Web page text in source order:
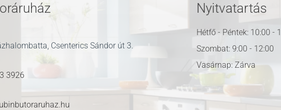
Csenterics Sándor út 3.
3926
Nyitvatartás
Hétfő - Péntek: 10:00 -
Szombat: 9:00 - 12:00
Vasárnap: Zárva